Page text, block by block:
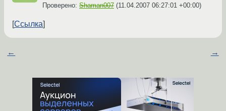
Проверено: Shaman007 (11.04.2007 06:27:01 +00:00)
Ссылка
← →